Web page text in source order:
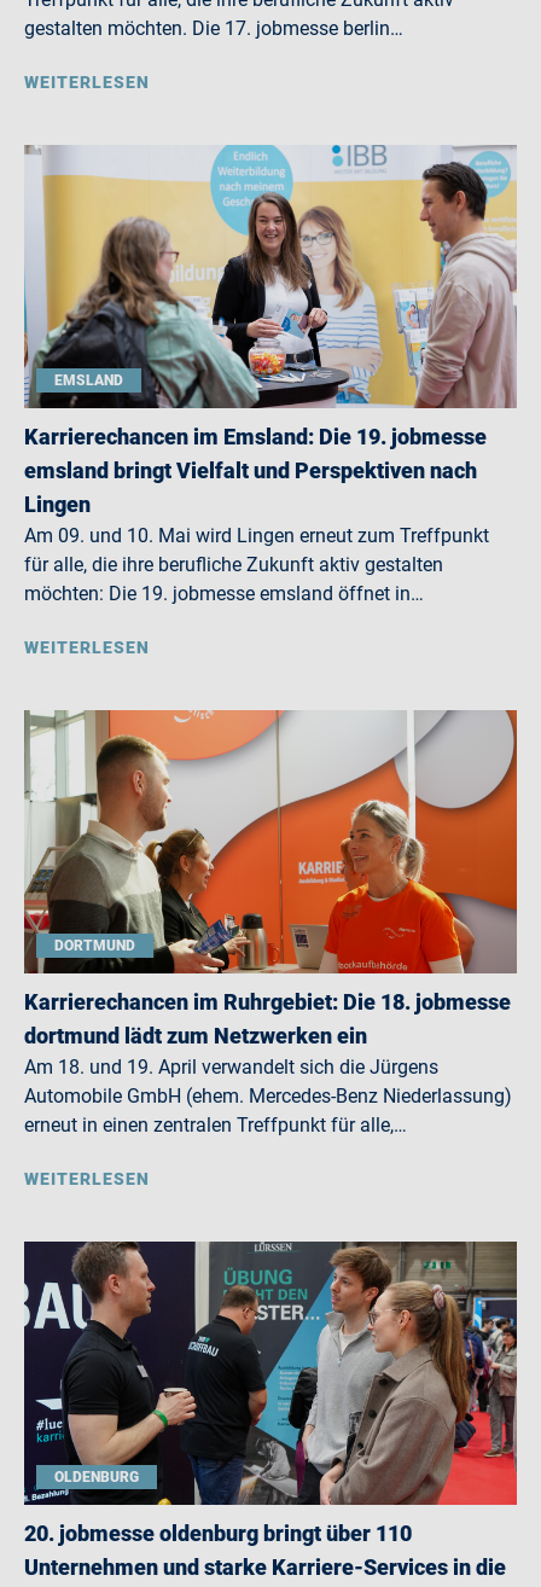
gestalten möchten. Die 17. jobmesse berlin…
WEITERLESEN
EMSLAND
Karrierechancen im Emsland: Die 19. jobmesse
emsland bringt Vielfalt und Perspektiven nach
Lingen
Am 09. und 10. Mai wird Lingen erneut zum Treffpunkt
für alle, die ihre berufliche Zukunft aktiv gestalten
möchten: Die 19. jobmesse emsland öffnet in…
WEITERLESEN
DORTMUND
Karrierechancen im Ruhrgebiet: Die 18. jobmesse
dortmund lädt zum Netzwerken ein
Am 18. und 19. April verwandelt sich die Jürgens
Automobile GmbH (ehem. Mercedes-Benz Niederlassung)
erneut in einen zentralen Treffpunkt für alle,…
WEITERLESEN
OLDENBURG
20. jobmesse oldenburg bringt über 110
Unternehmen und starke Karriere-Services in die